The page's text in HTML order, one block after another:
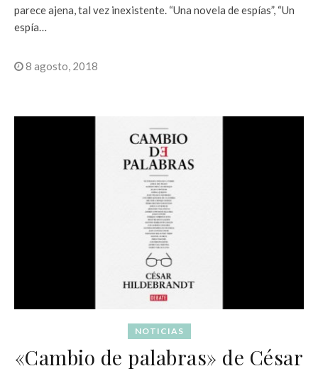
parece ajena, tal vez inexistente. “Una novela de espías”, “Un
espía…
8 agosto, 2018
NOTICIAS
«Cambio de palabras» de César